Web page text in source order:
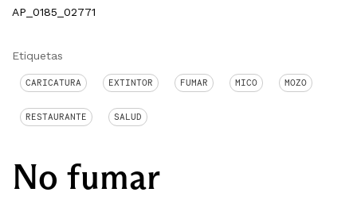
AP_0185_02771
Etiquetas
CARICATURA EXTINTOR FUMAR MICO MOZO
RESTAURANTE SALUD
No fumar